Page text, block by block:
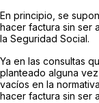
En principio, se
hacer factura sin ser
la Seguridad Social.
Ya en las consultas
planteado alguna
vacíos en la
hacer factura sin ser